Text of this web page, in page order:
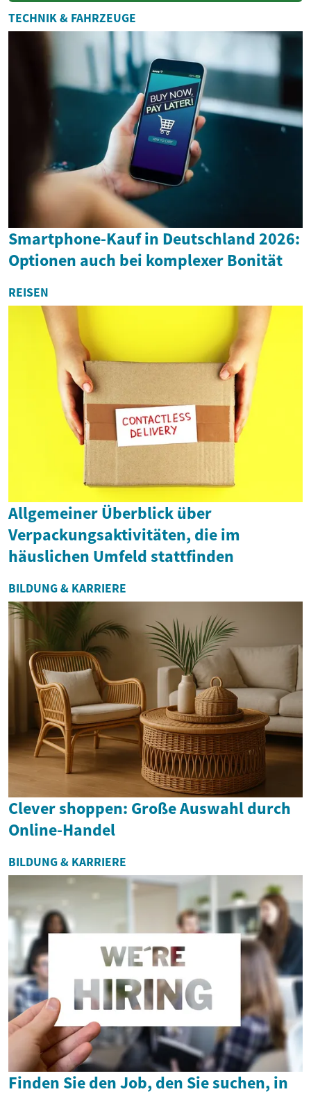
unter Haarausfall leiden.
Diese for...
TECHNIK & FAHRZEUGE
Smartphone-Kauf in Deutschland 2026:
Optionen auch bei komplexer Bonität
REISEN
Allgemeiner Überblick über
Verpackungsaktivitäten, die im
häuslichen Umfeld stattfinden
BILDUNG & KARRIERE
Clever shoppen: Große Auswahl durch
Online-Handel
BILDUNG & KARRIERE
Finden Sie den Job, den Sie suchen, in